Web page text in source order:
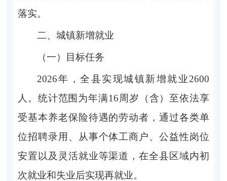
落实。
二、城镇新增就业
（一）目标任务
2026年，全县实现城镇新增就业2600
人。统计范围为年满16周岁（含）至依法享
受基本养老保险待遇的劳动者，通过各类单
位招聘录用、从事个体工商户、公益性岗位
安置以及灵活就业等渠道，在全县区域内初
次就业和失业后实现再就业。